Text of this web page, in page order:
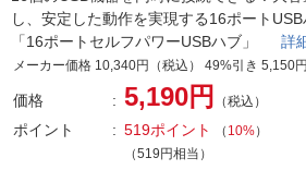
し、安定した動作を実現する16ポートUSB
「16ポートセルフパワーUSBハブ」 詳
メーカー価格 10,340円（税込） 49%引き 5,150
価格 5,190円 （税込）
ポイント 519ポイント （ 10%）
（519円相当）